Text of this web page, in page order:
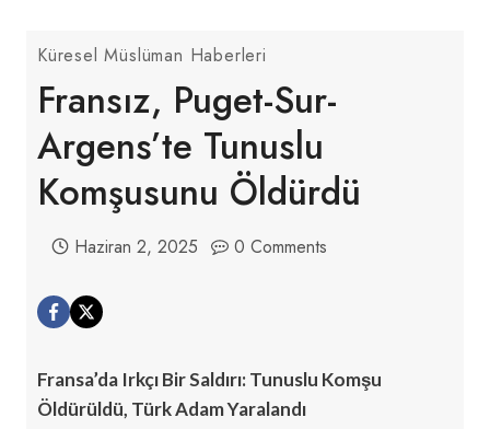
Küresel Müslüman Haberleri
Fransız, Puget-Sur-
Argens’te Tunuslu
Komşusunu Öldürdü
Haziran 2, 2025 0 Comments
Fransa’da Irkçı Bir Saldırı: Tunuslu Komşu
Öldürüldü, Türk Adam Yaralandı